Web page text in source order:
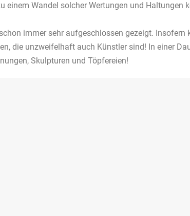
Wandel solcher Wertungen und Haltungen
immer sehr aufgeschlossen gezeigt. Insofern
die unzweifelhaft auch Künstler sind! In einer
Skulpturen und Töpfereien!